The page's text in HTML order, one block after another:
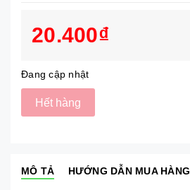
20.400₫
Đang cập nhật
Hết hàng
MÔ TẢ HƯỚNG DẪN MUA HÀNG